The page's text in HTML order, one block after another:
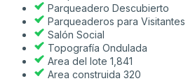
Parqueadero Descubierto
Parqueaderos para Visitantes
Salón Social
Topografía Ondulada
Area del lote 1,841
Area construida 320